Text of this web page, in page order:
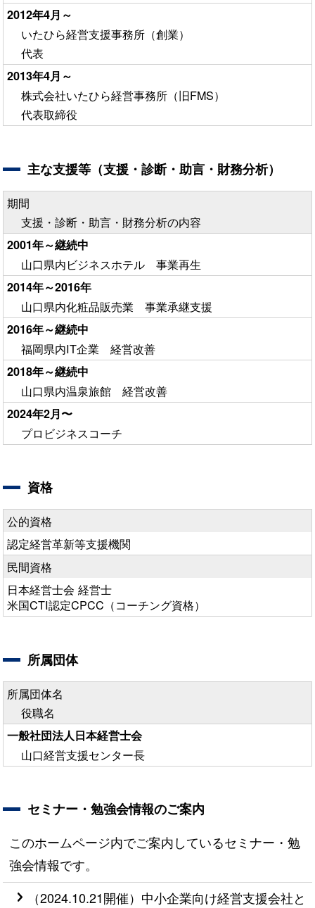
2012年4月～
いたひら経営支援事務所（創業）
代表
2013年4月～
株式会社いたひら経営事務所（旧FMS）
代表取締役
主な支援等（支援・診断・助言・財務分析）
期間
支援・診断・助言・財務分析の内容
2001年～継続中
山口県内ビジネスホテル 事業再生
2014年～2016年
山口県内化粧品販売業 事業承継支援
2016年～継続中
福岡県内IT企業 経営改善
2018年～継続中
山口県内温泉旅館 経営改善
2024年2月〜
プロビジネスコーチ
資格
公的資格
認定経営革新等支援機関
民間資格
日本経営士会 経営士
米国CTI認定CPCC（コーチング資格）
所属団体
所属団体名
役職名
一般社団法人日本経営士会
山口経営支援センター長
セミナー・勉強会情報のご案内
このホームページ内でご案内しているセミナー・勉
強会情報です。
（2024.10.21開催）中小企業向け経営支援会社と